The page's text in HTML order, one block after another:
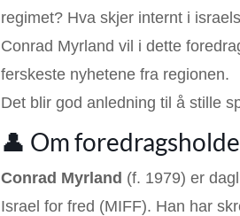
regimet? Hva skjer internt i
Conrad Myrland vil i dette
ferskeste nyhetene fra regionen.
Det blir god anledning til å stille
👤 Om
Conrad Myrland (f. 1979) er
Israel for fred (MIFF). Han har